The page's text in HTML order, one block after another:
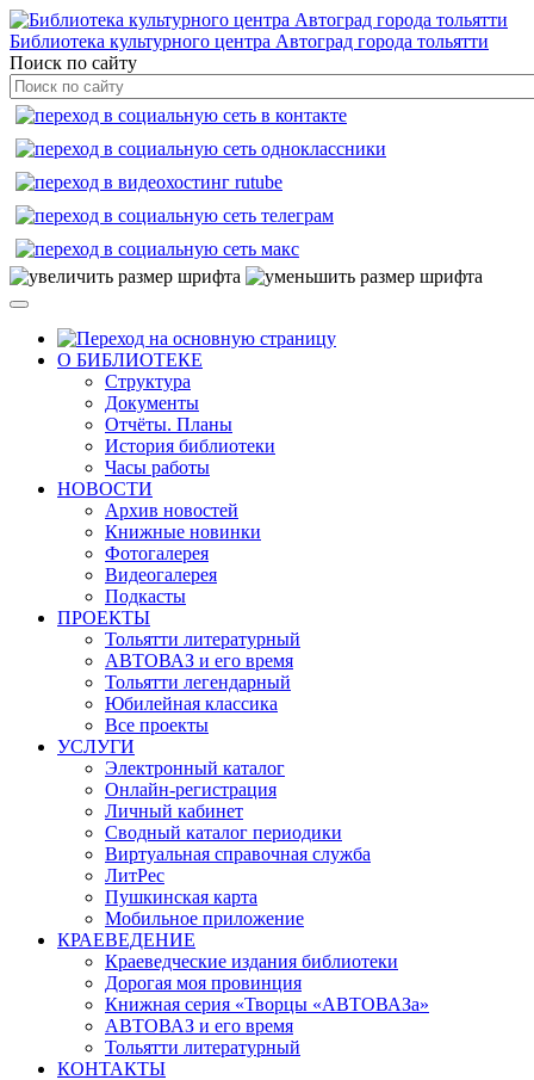
Библиотека культурного центра Автоград города тольятти
Поиск по сайту
О БИБЛИОТЕКЕ
Структура
Документы
Отчёты. Планы
История библиотеки
Часы работы
НОВОСТИ
Архив новостей
Книжные новинки
Фотогалерея
Видеогалерея
Подкасты
ПРОЕКТЫ
Тольятти литературный
АВТОВАЗ и его время
Тольятти легендарный
Юбилейная классика
Все проекты
УСЛУГИ
Электронный каталог
Онлайн-регистрация
Личный кабинет
Сводный каталог периодики
Виртуальная справочная служба
ЛитРес
Пушкинская карта
Мобильное приложение
КРАЕВЕДЕНИЕ
Краеведческие издания библиотеки
Дорогая моя провинция
Книжная серия «Творцы «АВТОВАЗа»
АВТОВАЗ и его время
Тольятти литературный
КОНТАКТЫ